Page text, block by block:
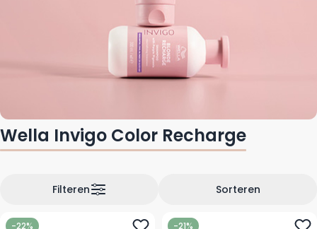
Wella Invigo Color Recharge
Sorteren
Filteren
-22% -21%